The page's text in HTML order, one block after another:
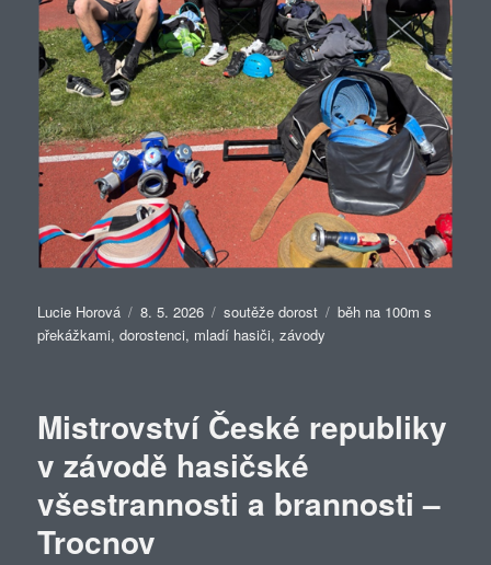
Autor:
Lucie Horová Publikováno:
8. 5. 2026 Rubriky:
soutěže dorost Štítky:
běh na 100m s
překážkami,dorostenci, mladí hasiči,závody
Mistrovství České republiky
v závodě hasičské
všestrannosti a brannosti –
Trocnov